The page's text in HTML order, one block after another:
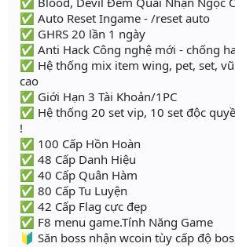
✅ Auto Reset Ingame - /reset auto
✅ GHRS 20 lần 1 ngày
✅ Anti Hack Công nghệ mới - chống
✅ Hệ thống mix item wing, pet, set,
cao
✅ Giới Hạn 3 Tài Khoản/1PC
✅ Hệ thống 20 set vip, 10 set độc
!
✅ 100 Cấp Hồn Hoàn
✅ 48 Cấp Danh Hiệu
✅ 40 Cấp Quân Hàm
✅ 80 Cấp Tu Luyện
✅ 42 Cấp Flag cực đẹp
✅ F8 menu game.Tính Năng Game
🔰 Săn boss nhận wcoin tùy cấp độ